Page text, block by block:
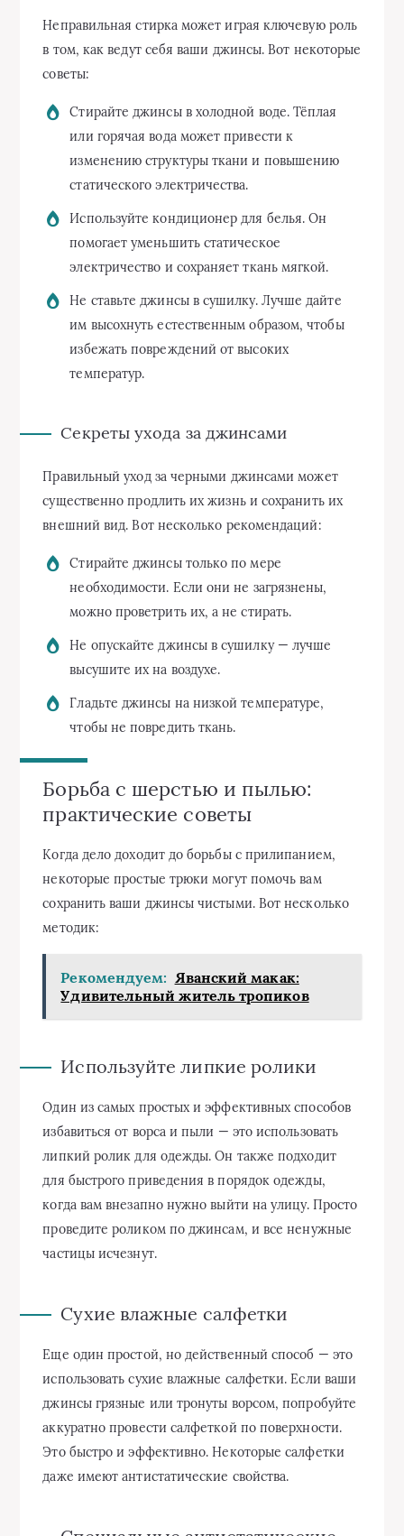
Неправильная стирка может играя ключевую роль
в том, как ведут себя ваши джинсы. Вот некоторые
советы:
Стирайте джинсы в холодной воде. Тёплая
или горячая вода может привести к
изменению структуры ткани и повышению
статического электричества.
Используйте кондиционер для белья. Он
помогает уменьшить статическое
электричество и сохраняет ткань мягкой.
Не ставьте джинсы в сушилку. Лучше дайте
им высохнуть естественным образом, чтобы
избежать повреждений от высоких
температур.
Секреты ухода за джинсами
Правильный уход за черными джинсами может
существенно продлить их жизнь и сохранить их
внешний вид. Вот несколько рекомендаций:
Стирайте джинсы только по мере
необходимости. Если они не загрязнены,
можно проветрить их, а не стирать.
Не опускайте джинсы в сушилку — лучше
высушите их на воздухе.
Гладьте джинсы на низкой температуре,
чтобы не повредить ткань.
Борьба с шерстью и пылью:
практические советы
Когда дело доходит до борьбы с прилипанием,
некоторые простые трюки могут помочь вам
сохранить ваши джинсы чистыми. Вот несколько
методик:
Рекомендуем: Яванский макак:
Удивительный житель тропиков
Используйте липкие ролики
Один из самых простых и эффективных способов
избавиться от ворса и пыли — это использовать
липкий ролик для одежды. Он также подходит
для быстрого приведения в порядок одежды,
когда вам внезапно нужно выйти на улицу. Просто
проведите роликом по джинсам, и все ненужные
частицы исчезнут.
Сухие влажные салфетки
Еще один простой, но действенный способ — это
использовать сухие влажные салфетки. Если ваши
джинсы грязные или тронуты ворсом, попробуйте
аккуратно провести салфеткой по поверхности.
Это быстро и эффективно. Некоторые салфетки
даже имеют антистатические свойства.